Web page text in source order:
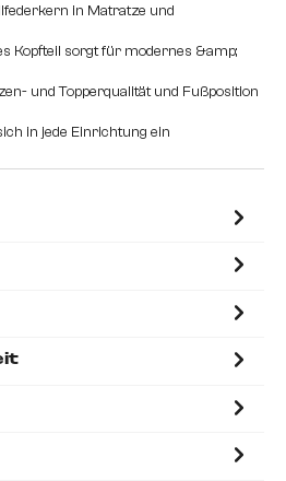
in Matratze und
Kopfteil sorgt für modernes &amp;
und Topperqualität und Fußposition
in jede Einrichtung ein